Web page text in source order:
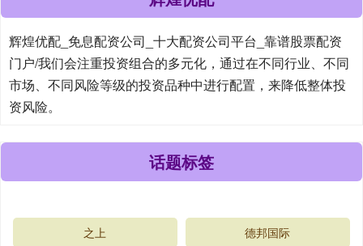
辉煌优配_免息配资公司_十大配资公司平台_靠谱股票配资
门户/我们会注重投资组合的多元化，通过在不同行业、不同
市场、不同风险等级的投资品种中进行配置，来降低整体投
资风险。
话题标签
之上 德邦国际